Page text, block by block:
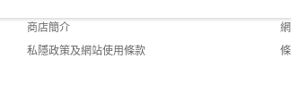
商店簡介
私隱政策及網站使用條款